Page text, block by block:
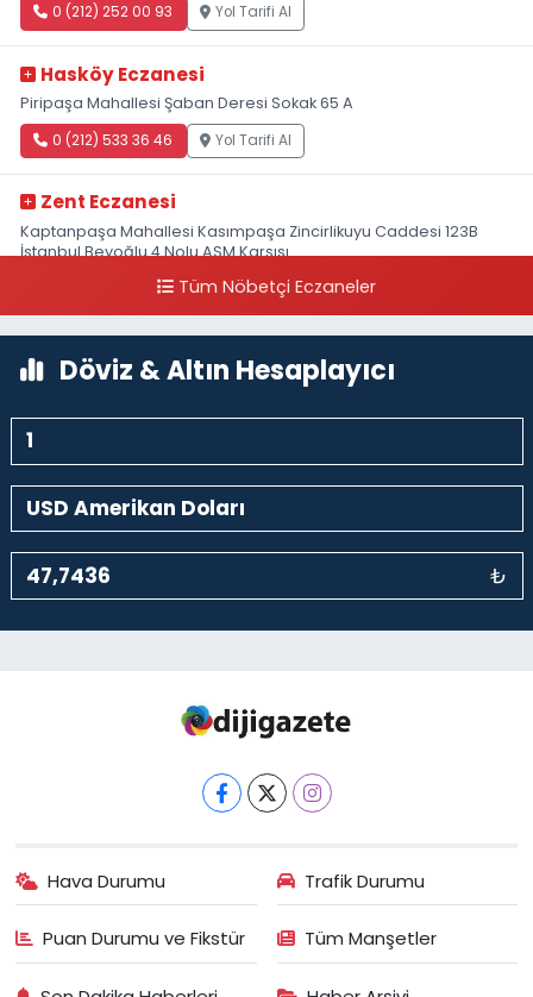
0 (212) 252 00 93 Yol Tarifi Al
Hasköy Eczanesi
Piripaşa Mahallesi Şaban Deresi Sokak 65 A
0 (212) 533 36 46 Yol Tarifi Al
Zent Eczanesi
Kaptanpaşa Mahallesi Kasımpaşa Zincirlikuyu Caddesi 123B
İstanbul Beyoğlu 4 Nolu ASM Karşısı
0 (212) 297 96 92 Yol Tarifi Al
Tüm Nöbetçi Eczaneler
Döviz & Altın Hesaplayıcı
₺
Hava Durumu Trafik Durumu
Puan Durumu ve Fikstür Tüm Manşetler